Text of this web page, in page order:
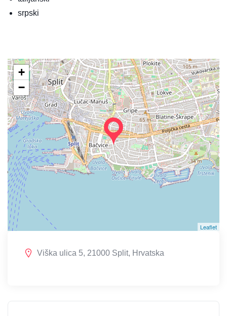
srpski
+
−
Leaflet
Viška ulica 5, 21000 Split, Hrvatska